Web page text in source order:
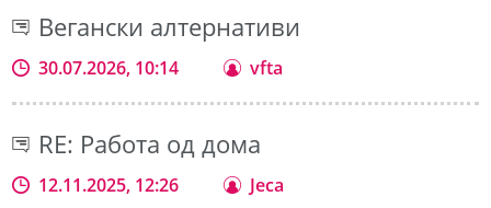
Вегански алтернативи
30.07.2026, 10:14 vfta
RE: Работа од дома
12.11.2025, 12:26 Jeca